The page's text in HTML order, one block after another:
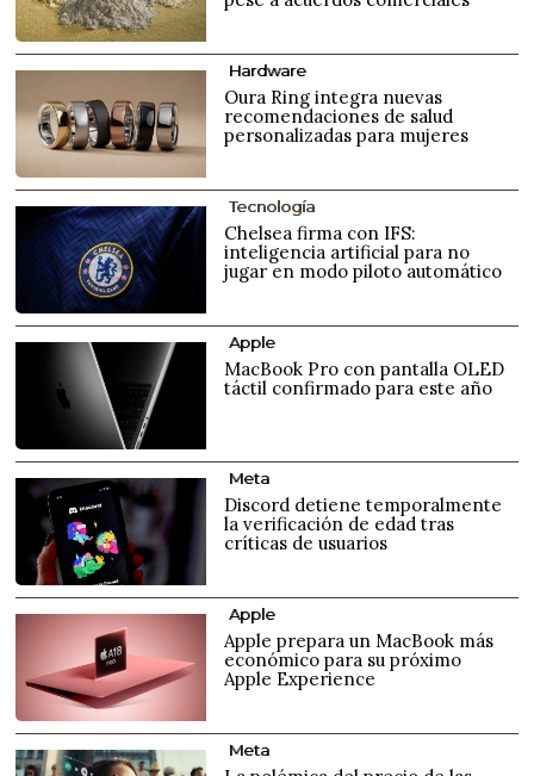
Hardware
Oura Ring integra nuevas
recomendaciones de salud
personalizadas para mujeres
Tecnología
Chelsea firma con IFS:
inteligencia artificial para no
jugar en modo piloto automático
Apple
MacBook Pro con pantalla OLED
táctil confirmado para este año
Meta
Discord detiene temporalmente
la verificación de edad tras
críticas de usuarios
Apple
Apple prepara un MacBook más
económico para su próximo
Apple Experience
Meta